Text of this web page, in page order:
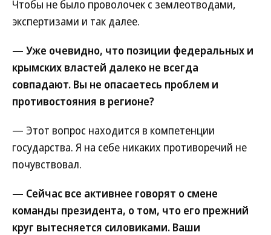
Чтобы не было проволочек с землеотводами,
экспертизами и так далее.
— Уже очевидно, что позиции федеральных и
крымских властей далеко не всегда
совпадают. Вы не опасаетесь проблем и
противостояния в регионе?
— Этот вопрос находится в компетенции
государства. Я на себе никаких противоречий не
почувствовал.
— Сейчас все активнее говорят о смене
команды президента, о том, что его прежний
круг вытесняется силовиками. Ваши